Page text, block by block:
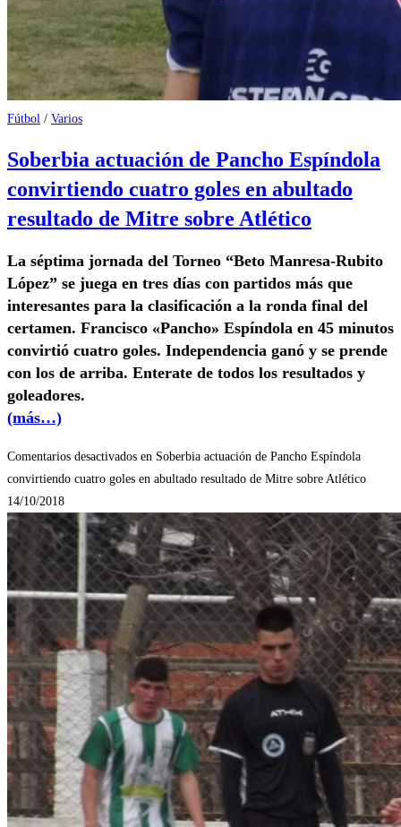
Fútbol / Varios
Soberbia actuación de Pancho Espíndola
convirtiendo cuatro goles en abultado
resultado de Mitre sobre Atlético
La séptima jornada del Torneo “Beto Manresa-Rubito
López” se juega en tres días con partidos más que
interesantes para la clasificación a la ronda final del
certamen. Francisco «Pancho» Espíndola en 45 minutos
convirtió cuatro goles. Independencia ganó y se prende
con los de arriba. Enterate de todos los resultados y
goleadores.
(más…)
Comentarios desactivados en Soberbia actuación de Pancho Espíndola
convirtiendo cuatro goles en abultado resultado de Mitre sobre Atlético
14/10/2018